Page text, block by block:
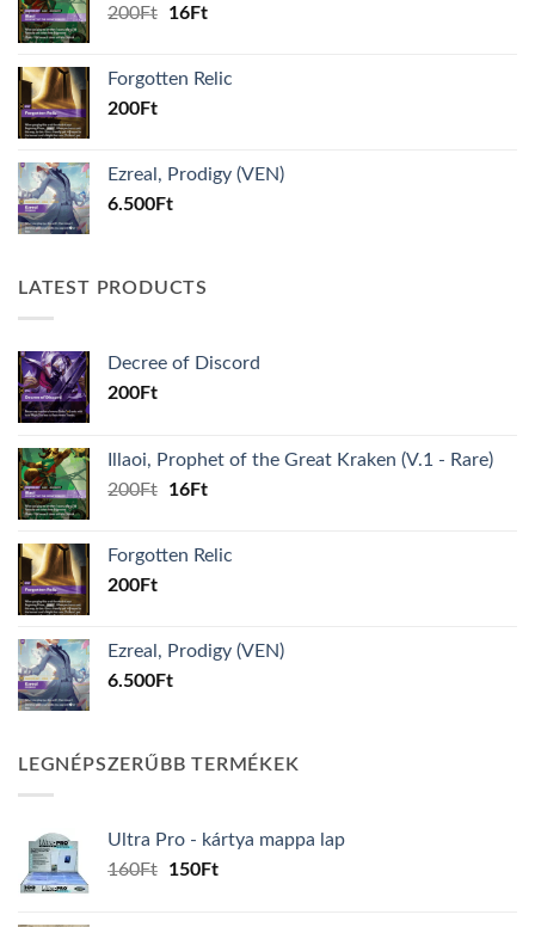
200Ft
Original
200Ft.
16FtCurrent
16Ft.
Forgotten Relic
200Ft
Ezreal, Prodigy (VEN)
6.500Ft
LATEST PRODUCTS
Decree of Discord
200Ft
Illaoi, Prophet of the Great Kraken (V.1 - Rare)
200Ft
Original
200Ft.
16FtCurrent
16Ft.
Forgotten Relic
200Ft
Ezreal, Prodigy (VEN)
6.500Ft
LEGNÉPSZERŰBB TERMÉKEK
Ultra Pro - kártya mappa lap
160Ft
Original
150FtCurrent